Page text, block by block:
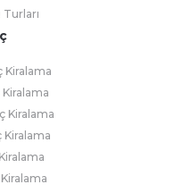
Kiralama
Kiralama
Kiralama